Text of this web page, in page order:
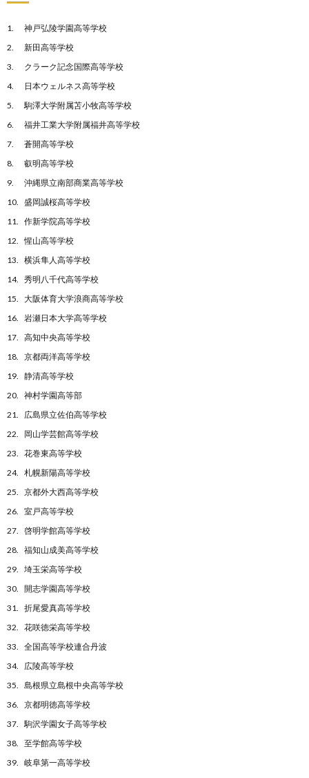
神戸弘陵学園高等学校
新田高等学校
クラーク記念国際高等学校
日本ウェルネス高等学校
駒澤大学附属苫小牧高等学校
福井工業大学附属福井高等学校
蒼開高等学校
叡明高等学校
沖縄県立南部商業高等学校
盛岡誠桜高等学校
作新学院高等学校
惺山高等学校
横浜隼人高等学校
秀明八千代高等学校
大阪体育大学浪商高等学校
岩瀬日本大学高等学校
高知中央高等学校
京都両洋高等学校
静清高等学校
神村学園高等部
広島県立佐伯高等学校
岡山学芸館高等学校
花巻東高等学校
札幌新陽高等学校
京都外大西高等学校
室戸高等学校
啓明学館高等学校
福知山成美高等学校
埼玉栄高等学校
開志学園高等学校
折尾愛真高等学校
花咲徳栄高等学校
全国高等学校連合丹波
広陵高等学校
島根県立島根中央高等学校
京都明徳高等学校
駒沢学園女子高等学校
至学館高等学校
岐阜第一高等学校